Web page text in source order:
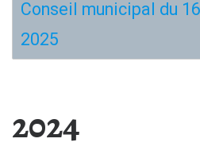
Conseil municipal du
2025
2024